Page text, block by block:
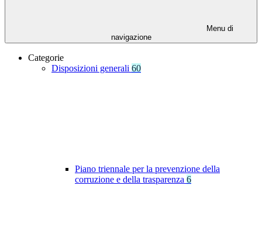
Menu di
navigazione
Categorie
Disposizioni generali 60
Piano triennale per la prevenzione della
corruzione e della trasparenza 6